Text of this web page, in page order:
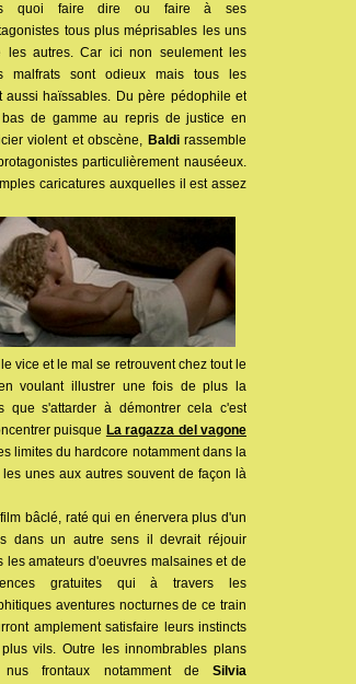
quoi faire dire ou faire à ses
tous plus méprisables les uns
les autres. Car ici non seulement les
malfrats sont odieux mais tous les
aussi haïssables. Du père pédophile et
de gamme au repris de justice en
violent et obscène, Baldirassemble
particulièrement nauséeux.
caricatures auxquelles il est assez
vice et le mal se retrouvent chez tout le
voulant illustrer une fois de plus la
que s'attarder à démontrer cela c'est
puisque La ragazza del vagone
limites du hardcore notamment dans la
unes aux autres souvent de façon là
bâclé, raté qui en énervera plusd'un
dans un autre sens il devrait réjouir
les amateurs d'oeuvres malsaines et de
gratuites qui à travers les
aventures nocturnes de ce train
amplement satisfaire leurs instincts
plus vils. Outre les innombrables plans
frontaux notamment de Silvia